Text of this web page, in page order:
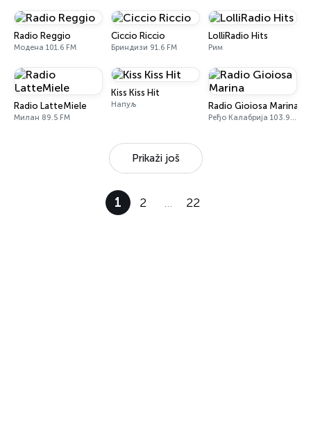
Radio Reggio
Модена 101.6 FM
Ciccio Riccio
Бриндизи 91.6 FM
LolliRadio Hits
Рим
Radio LatteMiele
Милан 89.5 FM
Kiss Kiss Hit
Напуљ Radio Gioiosa Marina
Ређо Калабрија 103.9 FM
Prikaži još
1 2 … 22